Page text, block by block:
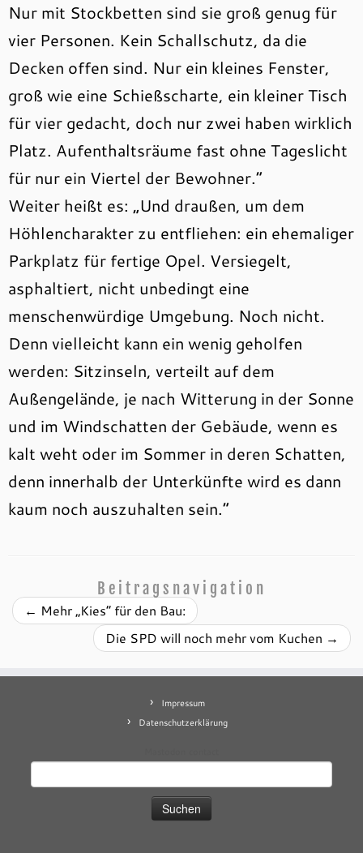
Nur mit Stockbetten sind sie groß genug für
vier Personen. Kein Schallschutz, da die
Decken offen sind. Nur ein kleines Fenster,
groß wie eine Schießscharte, ein kleiner Tisch
für vier gedacht, doch nur zwei haben wirklich
Platz. Aufenthaltsräume fast ohne Tageslicht
für nur ein Viertel der Bewohner.“
Weiter heißt es: „Und draußen, um dem
Höhlencharakter zu entfliehen: ein ehemaliger
Parkplatz für fertige Opel. Versiegelt,
asphaltiert, nicht unbedingt eine
menschenwürdige Umgebung. Noch nicht.
Denn vielleicht kann ein wenig geholfen
werden: Sitzinseln, verteilt auf dem
Außengelände, je nach Witterung in der Sonne
und im Windschatten der Gebäude, wenn es
kalt weht oder im Sommer in deren Schatten,
denn innerhalb der Unterkünfte wird es dann
kaum noch auszuhalten sein.“
Beitragsnavigation
← Mehr „Kies“ für den Bau:
Die SPD will noch mehr vom Kuchen →
Impressum
Datenschutzerklärung